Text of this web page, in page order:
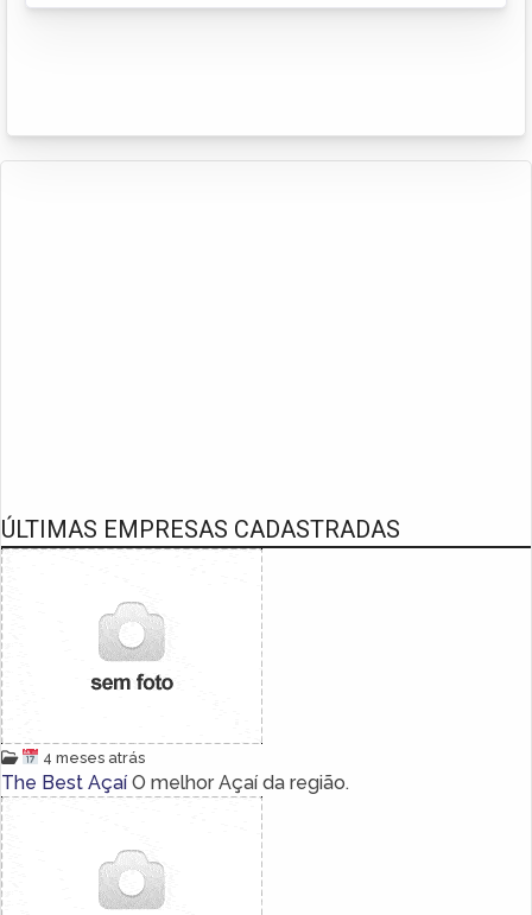
ÚLTIMAS EMPRESAS CADASTRADAS
4 meses atrás
The Best Açaí O melhor Açaí da região.